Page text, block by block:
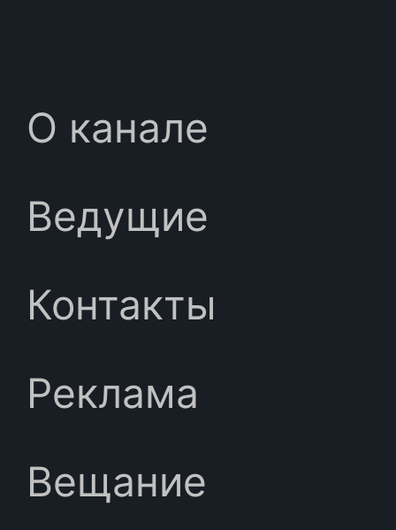
О канале
Ведущие
Контакты
Реклама
Вещание